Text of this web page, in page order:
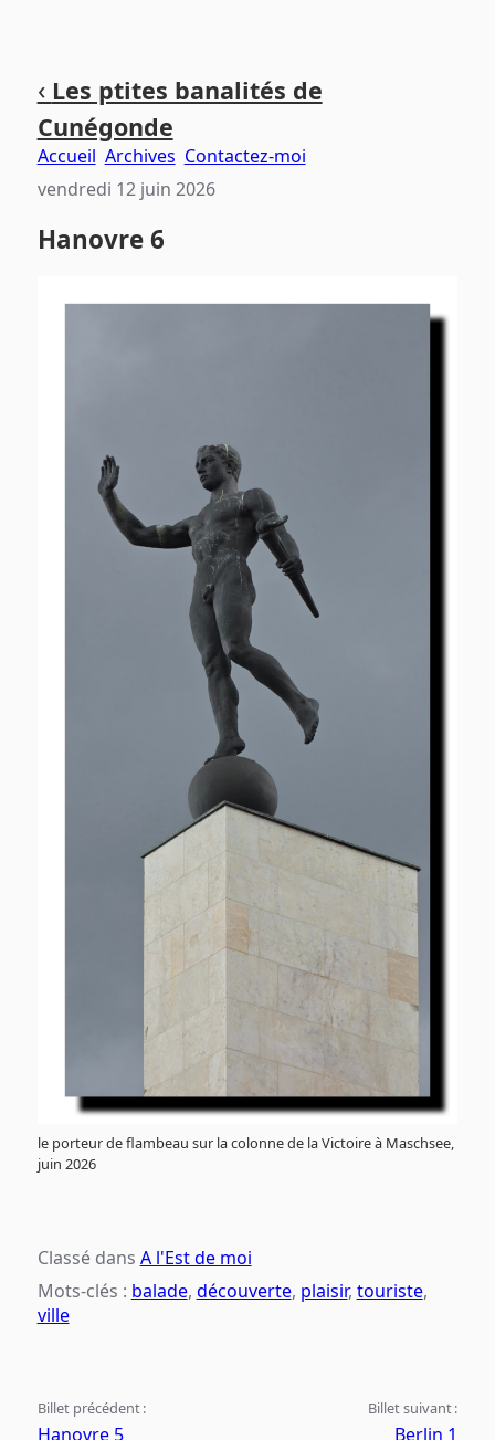
contenu
principal
menu
principal
‹ Les ptites banalités de
Cunégonde
Accueil Archives Contactez-moi
vendredi 12 juin 2026
Hanovre 6
le porteur de flambeau sur la colonne de la Victoire à Maschsee,
juin 2026
Classé dans A l'Est de moi
Mots-clés : balade, découverte, plaisir, touriste,
ville
Billet précédent :
Hanovre 5
Billet suivant :
Berlin 1